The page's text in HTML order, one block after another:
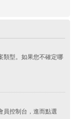
類型。如果您不確定哪
員控制台，進而點選